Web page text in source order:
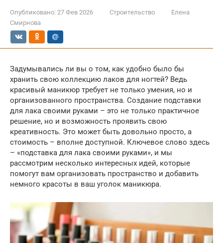
Опубликовано: 27 Фев 2026 Строительство
Елена
Смирнова
Задумывались ли вы о том, как удобно было бы
хранить свою коллекцию лаков для ногтей? Ведь
красивый маникюр требует не только умения, но и
организованного пространства. Создание подставки
для лака своими руками – это не только практичное
решение, но и возможность проявить свою
креативность. Это может быть довольно просто, а
стоимость – вполне доступной. Ключевое слово здесь
– «подставка для лака своими руками», и мы
рассмотрим несколько интересных идей, которые
помогут вам организовать пространство и добавить
немного красоты в ваш уголок маникюра.